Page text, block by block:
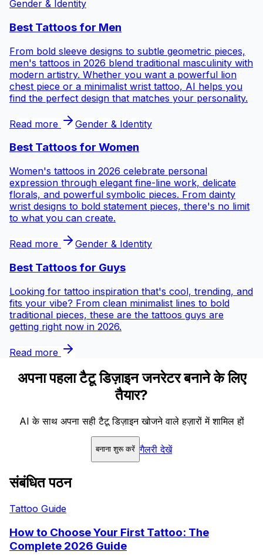
Gender & Identity
Best Tattoos for Men
From bold sleeve designs to subtle geometric pieces,
men's tattoos in 2026 blend traditional masculinity with
modern artistry. Whether you want a powerful lion
chest piece or a minimalist wrist tattoo, AI helps you
find the perfect design that matches your personality.
Read more Gender & Identity
Best Tattoos for Women
Women's tattoos in 2026 celebrate personal
expression through elegant fine-line work, delicate
florals, and powerful symbolic pieces. From dainty
wrist designs to bold statement pieces, there's no limit
to what you can create.
Read more Gender & Identity
Best Tattoos for Guys
Looking for tattoo inspiration that's cool, trending, and
fits your vibe? From clean minimalist lines to bold
traditional pieces, these are the tattoos guys are
getting right now in 2026.
Read more
अपना पहला टैटू डिज़ाइन जनरेटर बनाने के लिए
तैयार?
AI के साथ अपना सही टैटू डिज़ाइन खोजने वाले हज़ारों में शामिल हों
बनाना शुरू करें गैलरी देखें
संबंधित पठन
Tattoo Guide
How to Choose Your First Tattoo: The
Complete 2026 Guide